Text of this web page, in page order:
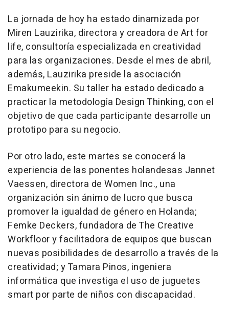
La jornada de hoy ha estado dinamizada por
Miren Lauzirika, directora y creadora de Art for
life, consultoría especializada en creatividad
para las organizaciones. Desde el mes de abril,
además, Lauzirika preside la asociación
Emakumeekin. Su taller ha estado dedicado a
practicar la metodología Design Thinking, con el
objetivo de que cada participante desarrolle un
prototipo para su negocio.
Por otro lado, este martes se conocerá la
experiencia de las ponentes holandesas Jannet
Vaessen, directora de Women Inc., una
organización sin ánimo de lucro que busca
promover la igualdad de género en Holanda;
Femke Deckers, fundadora de The Creative
Workfloor y facilitadora de equipos que buscan
nuevas posibilidades de desarrollo a través de la
creatividad; y Tamara Pinos, ingeniera
informática que investiga el uso de juguetes
smart por parte de niños con discapacidad.